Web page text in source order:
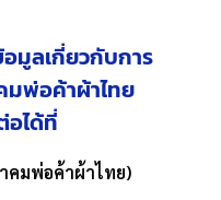
มูลเกี่ยวกับการ
พ่อค้าผ้าไทย
อได้ที่
มพ่อค้าผ้าไทย)